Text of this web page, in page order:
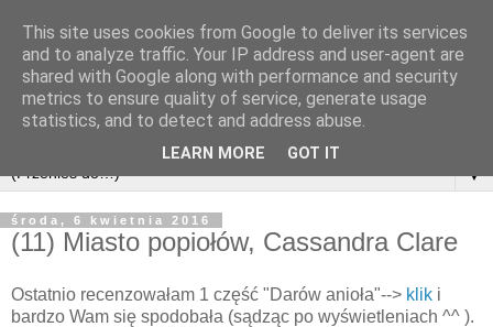
▼
środa, 6 kwietnia 2016
(11) Miasto popiołów, Cassandra Clare
Ostatnio recenzowałam 1 część "Darów anioła"--> klik i
bardzo Wam się spodobała (sądząc po wyświetleniach ^^ ).
This site uses cookies from Google to deliver its services
and to analyze traffic. Your IP address and user-agent are
shared with Google along with performance and security
metrics to ensure quality of service, generate usage
statistics, and to detect and address abuse.
LEARN MORE GOT IT